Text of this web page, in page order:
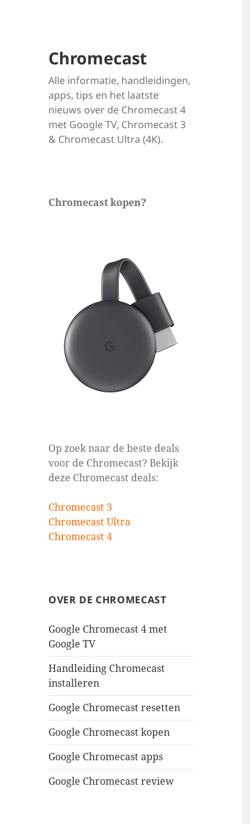
Chromecast
Alle informatie, handleidingen,
apps, tips en het laatste
nieuws over de Chromecast 4
met Google TV, Chromecast 3
& Chromecast Ultra (4K).
Chromecast kopen?
Op zoek naar de beste deals
voor de Chromecast? Bekijk
deze Chromecast deals:
Chromecast 3
Chromecast Ultra
Chromecast 4
OVER DE CHROMECAST
Google Chromecast 4 met
Google TV
Handleiding Chromecast
installeren
Google Chromecast resetten
Google Chromecast kopen
Google Chromecast apps
Google Chromecast review